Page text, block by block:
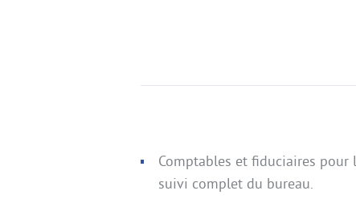
Comptables et fiduciaires pour
suivi complet du bureau.